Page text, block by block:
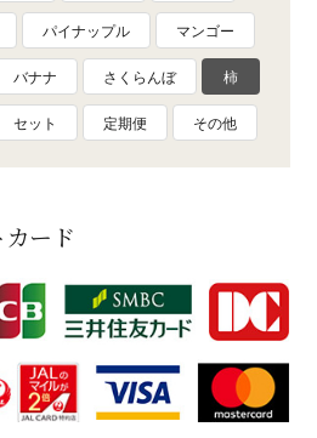
パイナップル マンゴー
バナナ さくらんぼ 柿
セット 定期便 その他
ード